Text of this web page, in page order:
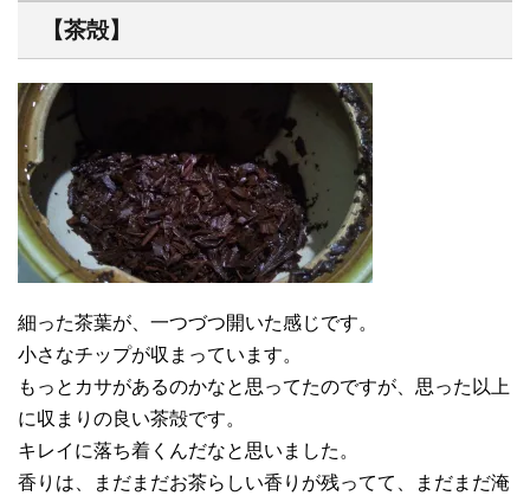
【茶殻】
細った茶葉が、一つづつ開いた感じです。
小さなチップが収まっています。
もっとカサがあるのかなと思ってたのですが、思った以上
に収まりの良い茶殻です。
キレイに落ち着くんだなと思いました。
香りは、まだまだお茶らしい香りが残ってて、まだまだ淹